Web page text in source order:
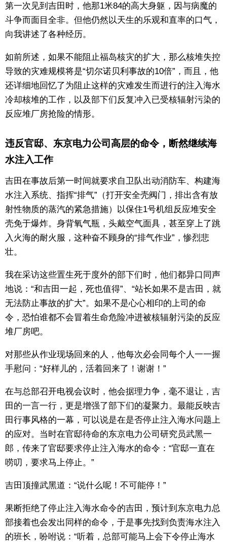
第一次见到吉田时，他那1米84的高大身躯，因与病魔的
斗争而面目全非。但他仍然以天生的乐观和直率的口气，
向我讲述了各种经历。
如前所述，如果不能阻止福岛核灾的扩大，那么核堆失控
导致的灾难规模将是“切尔诺贝利事故的10倍”，而且，他
还详细地回忆了为阻止这样的灾难发生而进行的注入海水
冷却核堆的工作，以及部下们反复冲入已受核辐射污染的
反应堆厂房抢险的情形。
违反官邸、东京电力公司高层的命令，断然继续海
水注入工作
吉田在事故后第一时间就要求自卫队出动消防车、构建海
水注入系统、指挥“排气”（打开安全壳阀门，排出含有放
射性物质的蒸汽的紧急措施）以保住1号机组反应堆安全
壳免于爆炸。身背氧气瓶，头戴空气面具，甚至穿上了跳
入火海的耐火服，这种奋不顾身的“排气作业”，惨烈悲
壮。
我在采访这些置生死于度外的部下们时，他们都异口同声
地说：“和吉田一起，死也值得”、“站长如果不是吉田，就
无法防止事故的扩大”。如果不是心心相印的上司的命
令，恐怕谁都不会冒着生命危险冲进被核辐射污染的反应
堆厂房吧。
对那些从作业现场回来的人，他每次必会同每个人一一握
手慰问：“好样儿的，活着回来了！谢谢！”
在与总部召开电视会议时，他会据理力争，毫不退让，吉
田的一言一行，更是增强了部下们的凝聚力。最能反映吉
田行事风格的一幕，可以说是在是否停止注入海水问题上
的应对。当时在官邸待命的东京电力公司研究员武黑一
郎，传来了官邸要求停止注入海水的命令：“官邸一直在
唠叨，要求马上停止。”
吉田顶撞武黑道：“说什么呢！不可能停！”
果断拒绝了停止注入海水命令的吉田，预计到东京电力总
部接着也会发出同样的命令，于是事先找到负责海水注入
的班长，吩咐说：“听着，总部可能马上会下令停止海水